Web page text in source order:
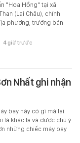
"Hoa Hồng" tại xã
(Lai Châu), chính
phương, trưởng bản
4 giờ trước
Nhất ghi nhận
bay này có gì mà lại
là khác lạ và được chú ý
những chiếc máy bay